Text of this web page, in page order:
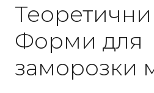
Теоретичний урок 1. Головні
Теоретичний урок 2. Про
Теоретичний урок 3. Форми
Форми для
заморозки